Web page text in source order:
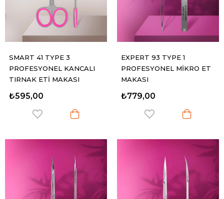
SMART 41 TYPE 3
PROFESYONEL KANCALI
TIRNAK ETİ MAKASI
₺595,00
EXPERT 93 TYPE 1
PROFESYONEL MİKRO ET
MAKASI
₺779,00